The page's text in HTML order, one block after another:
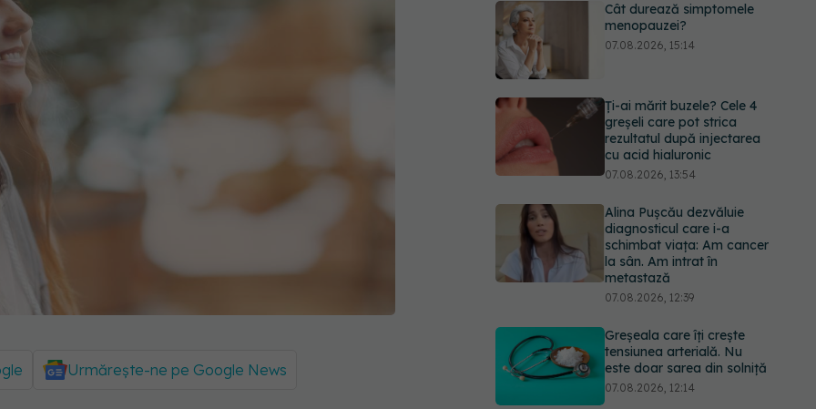
Urmărește-ne pe Google News
Cât durează simptomele
menopauzei?
07.08.2026, 15:14
Ți-ai mărit buzele? Cele 4
greșeli care pot strica
rezultatul după injectarea
cu acid hialuronic
07.08.2026, 13:54
Alina Pușcău dezvăluie
diagnosticul care i-a
schimbat viața: Am cancer
la sân. Am intrat în
metastază
07.08.2026, 12:39
Greșeala care îți crește
tensiunea arterială. Nu
este doar sarea din solniță
07.08.2026, 12:14